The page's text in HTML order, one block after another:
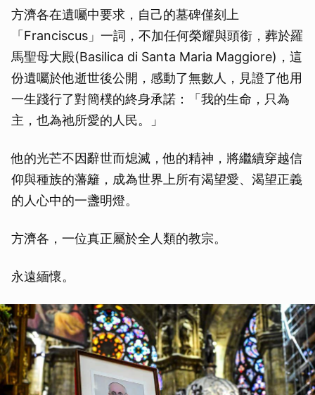
方濟各在遺囑中要求，自己的墓碑僅刻上
「Franciscus」一詞，不加任何榮耀與頭銜，葬於羅
馬聖母大殿(Basilica di Santa Maria Maggiore)，這
份遺囑於他逝世後公開，感動了無數人，見證了他用
一生踐行了對簡樸的終身承諾：「我的生命，只為
主，也為祂所愛的人民。」
他的光芒不因辭世而熄滅，他的精神，將繼續穿越信
仰與種族的藩籬，成為世界上所有渴望愛、渴望正義
的人心中的一盞明燈。
方濟各，一位真正屬於全人類的教宗。
永遠緬懷。
取消